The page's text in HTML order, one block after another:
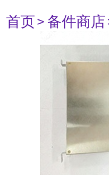
首页> 备件商店